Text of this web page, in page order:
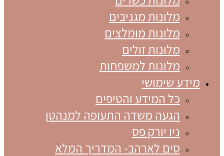
מלונות מגניבים
מלונות מומלצים
מלונות זולים
מלונות למשפחות
מידע שימושי
כל המידע והטיפים
הגעה משדה התעופה למנהטן
ניו יורק פס
סים לארהב- המדריך המלא